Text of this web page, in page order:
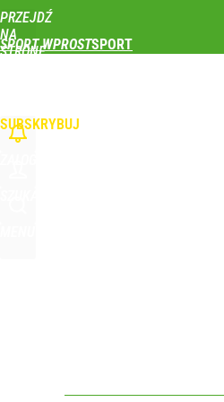
PRZEJDŹ
NA
STRONĘ
SPORT WPROST
SUBSKRYBUJ